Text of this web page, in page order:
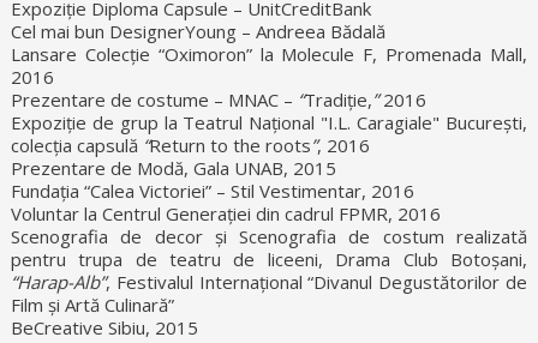
Expoziție Diploma Capsule – UnitCreditBank
Cel mai bun DesignerYoung – Andreea Bădală
Lansare Colecție “Oximoron” la Molecule F, Promenada Mall,
2016
Prezentare de costume – MNAC – “Tradiție,”2016
Expoziție de grup la Teatrul Național "I.L. Caragiale" București,
colecția capsulă “Return to the roots”, 2016
Prezentare de Modă, Gala UNAB, 2015
Fundația “Calea Victoriei” – Stil Vestimentar, 2016
Voluntar la Centrul Generației din cadrul FPMR, 2016
Scenografia de decor și Scenografia de costum realizată
pentru trupa de teatru de liceeni, Drama Club Botoșani,
“Harap-Alb”, Festivalul Internațional “Divanul Degustătorilor de
Film și Artă Culinară”
BeCreative Sibiu, 2015